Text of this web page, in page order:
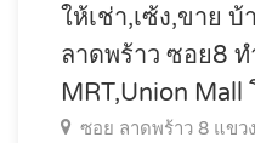
ให้เช่า,เซ้ง,ขาย
ลาดพร้าว ซอย8 ท
MRT,Union
ซอย ลาดพร้าว 8 แขว